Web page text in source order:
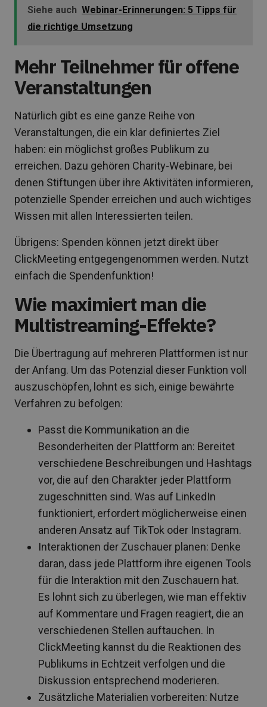
Siehe auch Webinar-Erinnerungen: 5 Tipps für
die richtige Umsetzung
Mehr Teilnehmer für offene
Veranstaltungen
Natürlich gibt es eine ganze Reihe von
Veranstaltungen, die ein klar definiertes Ziel
haben: ein möglichst großes Publikum zu
erreichen. Dazu gehören Charity-Webinare, bei
denen Stiftungen über ihre Aktivitäten informieren,
potenzielle Spender erreichen und auch wichtiges
Wissen mit allen Interessierten teilen.
Übrigens: Spenden können jetzt direkt über
ClickMeeting entgegengenommen werden. Nutzt
einfach die Spendenfunktion!
Wie maximiert man die
Multistreaming-Effekte?
Die Übertragung auf mehreren Plattformen ist nur
der Anfang. Um das Potenzial dieser Funktion voll
auszuschöpfen, lohnt es sich, einige bewährte
Verfahren zu befolgen:
Passt die Kommunikation an die
Besonderheiten der Plattform an: Bereitet
verschiedene Beschreibungen und Hashtags
vor, die auf den Charakter jeder Plattform
zugeschnitten sind. Was auf LinkedIn
funktioniert, erfordert möglicherweise einen
anderen Ansatz auf TikTok oder Instagram.
Interaktionen der Zuschauer planen: Denke
daran, dass jede Plattform ihre eigenen Tools
für die Interaktion mit den Zuschauern hat.
Es lohnt sich zu überlegen, wie man effektiv
auf Kommentare und Fragen reagiert, die an
verschiedenen Stellen auftauchen. In
ClickMeeting kannst du die Reaktionen des
Publikums in Echtzeit verfolgen und die
Diskussion entsprechend moderieren.
Zusätzliche Materialien vorbereiten: Nutze